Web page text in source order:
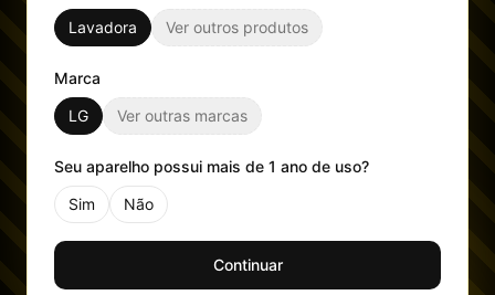
Lavadora
Ver outros produtos
Marca
LG
Ver outras marcas
Seu aparelho possui mais de 1 ano de uso?
Sim
Não
Continuar